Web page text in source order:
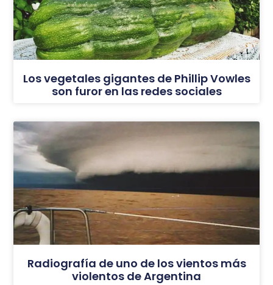
Los vegetales gigantes de Phillip Vowles
son furor en las redes sociales
Radiografía de uno de los vientos más
violentos de Argentina